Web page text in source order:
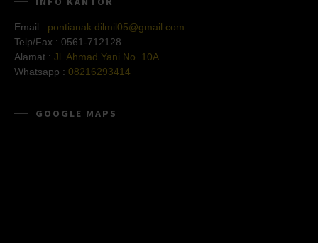
Email : pontianak.dilmil05@gmail.com
Telp/Fax : 0561-712128
Alamat : Jl. Ahmad Yani No. 10A
Whatsapp : 08216293414
GOOGLE MAPS